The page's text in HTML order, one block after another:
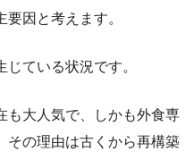
因と考えます。
ている状況です。
も大人気で、しかも外食専
その理由は古くから再構築